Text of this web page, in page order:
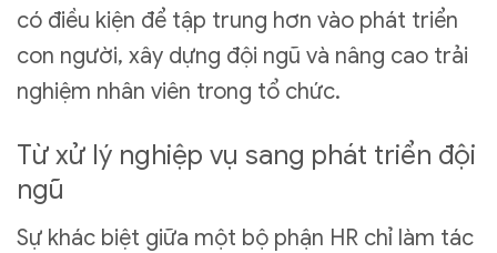
có điều kiện để tập trung hơn vào phát triển
con người, xây dựng đội ngũ và nâng cao trải
nghiệm nhân viên trong tổ chức.
Từ xử lý nghiệp vụ sang phát triển đội
ngũ
Sự khác biệt giữa một bộ phận HR chỉ làm tác